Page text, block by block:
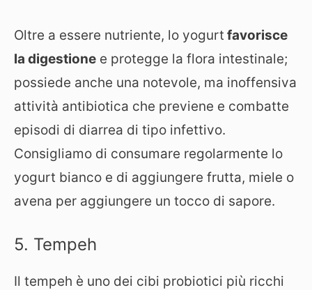
Oltre a essere nutriente, lo yogurt favorisce
la digestione e protegge la flora intestinale;
possiede anche una notevole, ma inoffensiva
attività antibiotica che previene e combatte
episodi di diarrea di tipo infettivo.
Consigliamo di consumare regolarmente lo
yogurt bianco e di aggiungere frutta, miele o
avena per aggiungere un tocco di sapore.
5. Tempeh
Il tempeh è uno dei cibi probiotici più ricchi